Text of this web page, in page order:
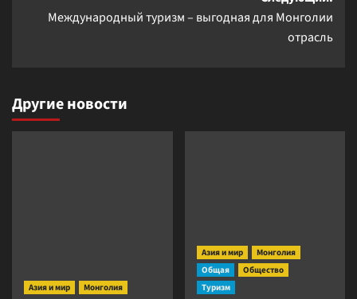
Международный туризм – выгодная для Монголии
отрасль
Другие новости
Азия и мир Монголия
Азия и мир
Монголия
Общая
Общество
Туризм